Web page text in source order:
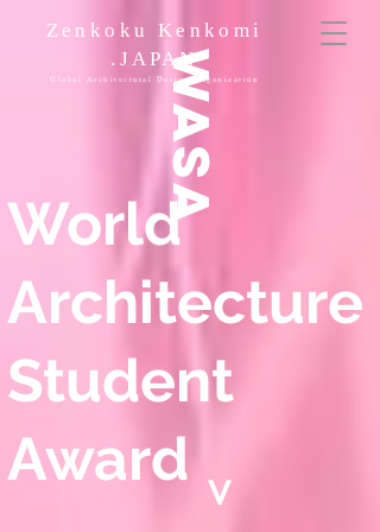
Global Architectural Design Organization
Zenkoku Kenkomi
.JAPAN
WASA
World
Architecture
Student
Award